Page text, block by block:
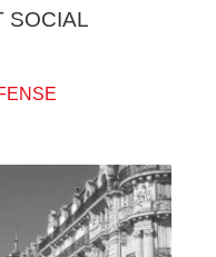
SOCIAL